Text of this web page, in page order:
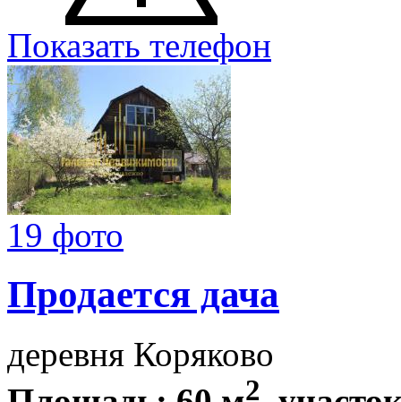
Показать телефон
19 фото
Продается дача
деревня Коряково
2